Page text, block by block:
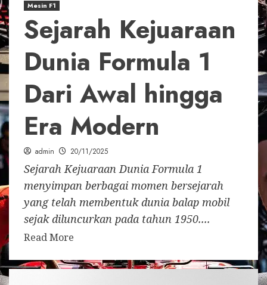
Mesin F1
Sejarah Kejuaraan
Dunia Formula 1
Dari Awal hingga
Era Modern
admin 20/11/2025
Sejarah Kejuaraan Dunia Formula 1
menyimpan berbagai momen bersejarah
yang telah membentuk dunia balap mobil
sejak diluncurkan pada tahun 1950....
Read More